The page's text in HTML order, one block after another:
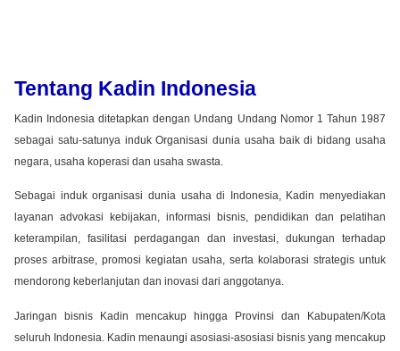
Tentang Kadin Indonesia
Kadin Indonesia ditetapkan dengan Undang Undang Nomor 1 Tahun 1987
sebagai satu-satunya induk Organisasi dunia usaha baik di bidang usaha
negara, usaha koperasi dan usaha swasta.
Sebagai induk organisasi dunia usaha di Indonesia, Kadin menyediakan
layanan advokasi kebijakan, informasi bisnis, pendidikan dan pelatihan
keterampilan, fasilitasi perdagangan dan investasi, dukungan terhadap
proses arbitrase, promosi kegiatan usaha, serta kolaborasi strategis untuk
mendorong keberlanjutan dan inovasi dari anggotanya.
Jaringan bisnis Kadin mencakup hingga Provinsi dan Kabupaten/Kota
seluruh Indonesia. Kadin menaungi asosiasi-asosiasi bisnis yang mencakup